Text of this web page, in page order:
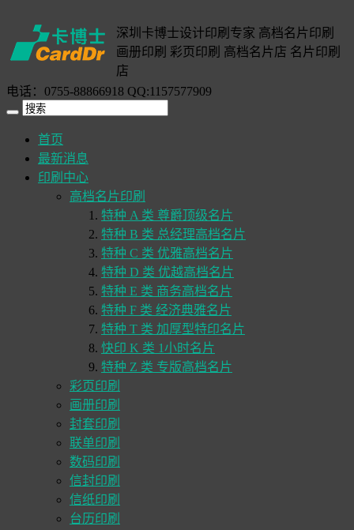
深圳卡博士设计印刷专家 高档名片印刷
画册印刷 彩页印刷 高档名片店 名片印刷
店
电话：0755-88866918 QQ:1157577909
首页
最新消息
印刷中心
高档名片印刷
特种 A 类 尊爵顶级名片
特种 B 类 总经理高档名片
特种 C 类 优雅高档名片
特种 D 类 优越高档名片
特种 E 类 商务高档名片
特种 F 类 经济典雅名片
特种 T 类 加厚型特印名片
快印 K 类 1小时名片
特种 Z 类 专版高档名片
彩页印刷
画册印刷
封套印刷
联单印刷
数码印刷
信封印刷
信纸印刷
台历印刷